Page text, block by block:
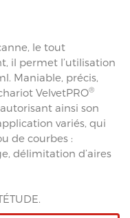
le tout
il permet l’utilisation
Maniable, précis,
VelvetPRO®
ainsi son
variés, qui
de courbes :
délimitation d’aires